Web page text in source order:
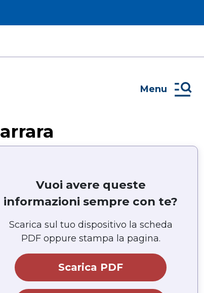
Menu
Vuoi avere queste
informazioni sempre con te?
Scarica sul tuo dispositivo la scheda
PDF oppure stampa la pagina.
Scarica PDF